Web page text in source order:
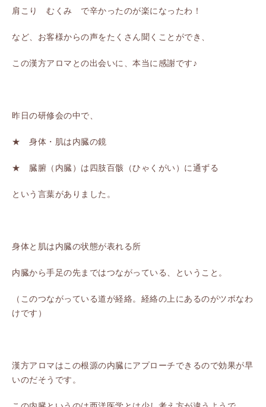
肩こり むくみ で辛かったのが楽になったわ！
など、お客様からの声をたくさん聞くことができ、
この漢方アロマとの出会いに、本当に感謝です♪
昨日の研修会の中で、
★ 身体・肌は内臓の鏡
★ 臓腑（内臓）は四肢百骸（ひゃくがい）に通ずる
という言葉がありました。
身体と肌は内臓の状態が表れる所
内臓から手足の先まではつながっている、ということ。
（このつながっている道が経絡。経絡の上にあるのがツボなわ
けです）
漢方アロマはこの根源の内臓にアプローチできるので効果が早
いのだそうです。